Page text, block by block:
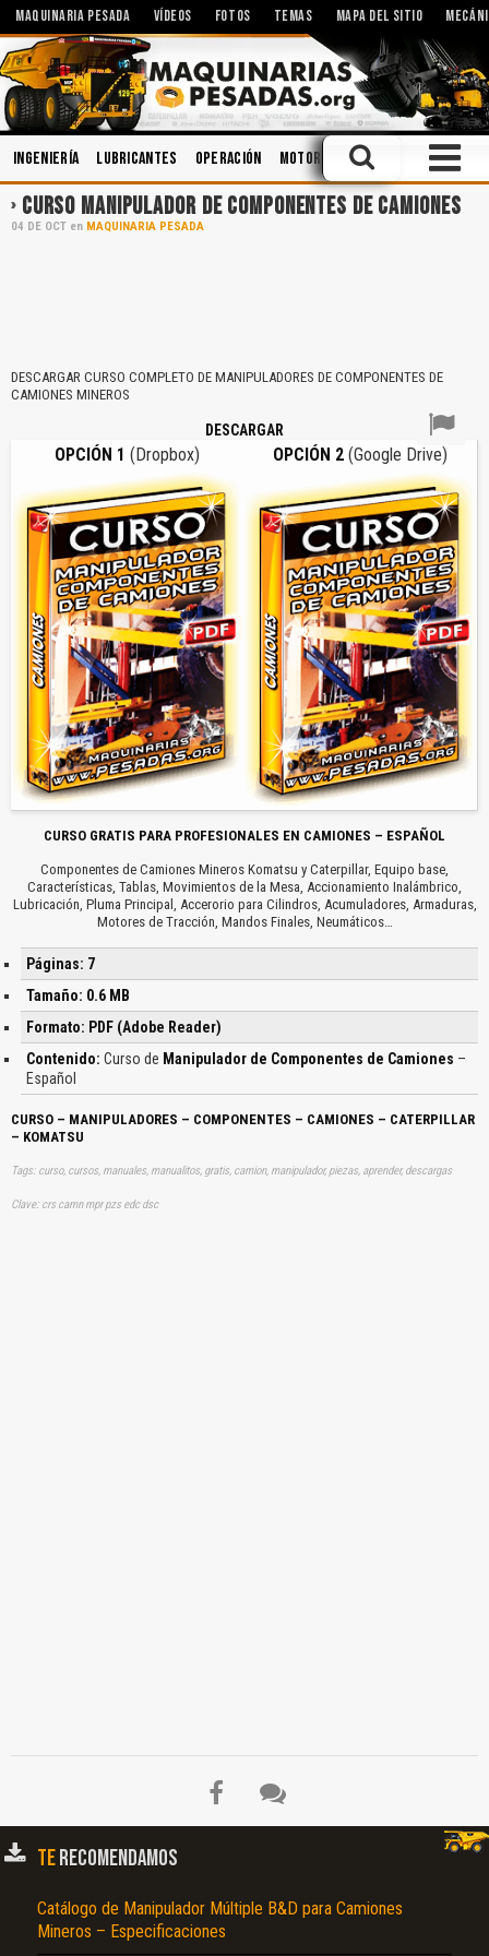
MAQUINARIA PESADA VÍDEOS FOTOS TEMAS MAPA DEL SITIO
Ingeniería Lubricantes Operación Motores Cabinas
CURSO MANIPULADOR DE COMPONENTES DE CAMIONES
04 DE OCT en MAQUINARIA PESADA
DESCARGAR CURSO COMPLETO DE MANIPULADORES DE COMPONENTES DE
CAMIONES MINEROS
DESCARGAR
OPCIÓN 1 (Dropbox) OPCIÓN 2 (Google Drive)
CURSO GRATIS PARA PROFESIONALES EN CAMIONES – ESPAÑOL
Componentes de Camiones Mineros Komatsu y Caterpillar, Equipo base,
Características, Tablas, Movimientos de la Mesa, Accionamiento Inalámbrico,
Lubricación, Pluma Principal, Accerorio para Cilindros, Acumuladores, Armaduras,
Motores de Tracción, Mandos Finales, Neumáticos…
Páginas: 7
Tamaño: 0.6 MB
Formato: PDF (Adobe Reader)
Contenido: Curso de Manipulador de Componentes de Camiones –
Español
CURSO – MANIPULADORES – COMPONENTES – CAMIONES – CATERPILLAR
– KOMATSU
Tags: curso, cursos, manuales, manualitos, gratis, camion, manipulador, piezas, aprender, descargas
Clave: crs camn mpr pzs edc dsc
TERECOMENDAMOS
Catálogo de Manipulador Múltiple B&D para Camiones
Mineros – Especificaciones